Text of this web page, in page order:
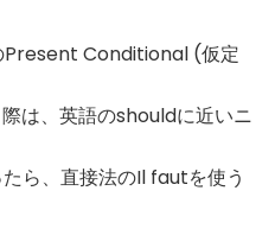
Conditional (仮定
は、英語のshouldに近いニ
ら、直接法のIl fautを使う